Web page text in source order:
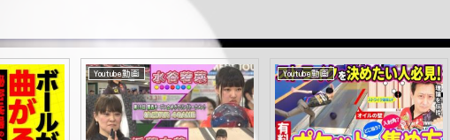
Youtube動画 Youtube動画